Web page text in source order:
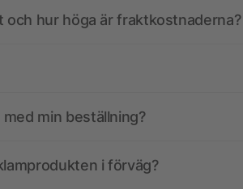
och hur höga är fraktkostnaderna?
min beställning?
i förväg?